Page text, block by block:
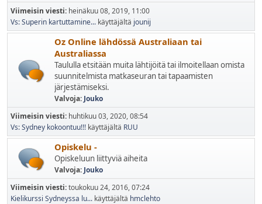
Viimeisin viesti: heinäkuu 08, 2019, 11:00
Vs: Superin kartuttamine... käyttäjältä jounij
Oz Online lähdössä Australiaan tai
Australiassa
Taululla etsitään muita lähtijöitä tai ilmoitellaan omista
suunnitelmista matkaseuran tai tapaamisten
järjestämiseksi.
Valvoja: Jouko
Viimeisin viesti: huhtikuu 03, 2020, 08:54
Vs: Sydney kokoontuu!!! käyttäjältä RUU
Opiskelu -
Opiskeluun liittyviä aiheita
Valvoja: Jouko
Viimeisin viesti:toukokuu 24, 2016, 07:24
Kielikurssi Sydneyssa lu... käyttäjältä hmclehto